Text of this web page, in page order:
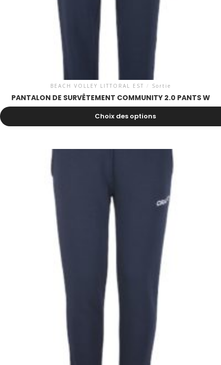
BEACH VOLLEY LITTORAL EST / Sortie
PANTALON DE SURVÊTEMENT COMMUNITY 2.0 PANTS W
30.00
Choix des options